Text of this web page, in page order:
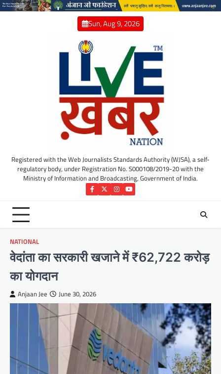
Skip
Sun, Aug 9, 2026
Registered with the Web Journalists Standards Authority (WJSA), a self-
regulatory body, under Registration No. S000108/2019-20 with the
Ministry of Information and Broadcasting, Government of India.
Facebook
TwitterInstagram
YouTube
NATIONAL
वेदांता का सरकारी खजाने में ₹62,722 करोड़
का योगदान
Anjaan Jee June 30, 2026